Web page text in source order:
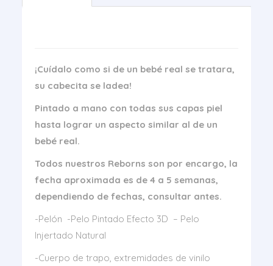
¡Cuídalo como si de un bebé real se tratara,
su cabecita se ladea!
Pintado a mano con todas sus capas piel
hasta lograr un aspecto similar al de un
bebé real.
Todos nuestros Reborns son por encargo, la
fecha aproximada es de 4 a 5 semanas,
dependiendo de fechas, consultar antes.
-Pelón -Pelo Pintado Efecto 3D – Pelo
Injertado Natural
-Cuerpo de trapo, extremidades de vinilo